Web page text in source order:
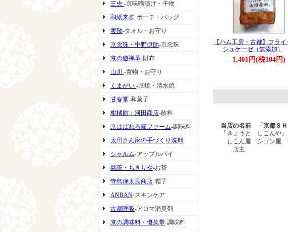
三央 -京味噌漬け・干物
和紙来歩-ポーチ・バッグ
渡敬-タオル・お守り
京念珠・中野伊助-京念珠
京の遊禅革-財布
山川 -置物・お守り
くまがい -京焼・清水焼
甘春堂-和菓子
柑橘館：河田商店-飲料
京はばねろ篠ファーム-調味料
太田さん家の手づくり洗剤
シャルム-アップルパイ
銘茶・ちきりや-お茶
寺島保太良商店-帽子
ANBAN-スキンケア
古都呼吸-アロマ消臭剤
京の調味料・優菜堂-調味料
【ハム工房・古都】フライ
シュケーゼ（無添加）
1,401円(税104円)
当店の名前 「京都Ｓ
「きょうと しこんや」
しこん屋 シコン屋
店主